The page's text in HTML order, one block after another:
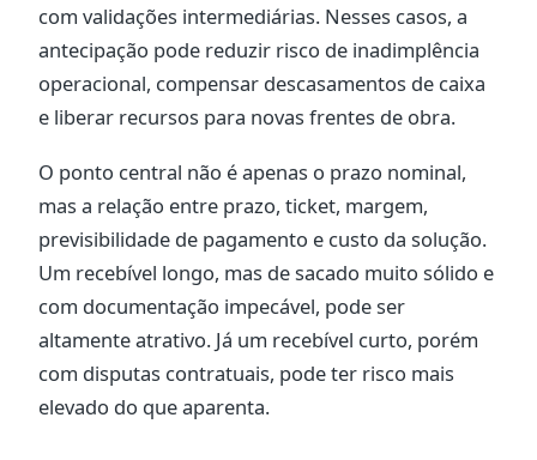
com validações intermediárias. Nesses casos, a
antecipação pode reduzir risco de inadimplência
operacional, compensar descasamentos de caixa
e liberar recursos para novas frentes de obra.
O ponto central não é apenas o prazo nominal,
mas a relação entre prazo, ticket, margem,
previsibilidade de pagamento e custo da solução.
Um recebível longo, mas de sacado muito sólido e
com documentação impecável, pode ser
altamente atrativo. Já um recebível curto, porém
com disputas contratuais, pode ter risco mais
elevado do que aparenta.